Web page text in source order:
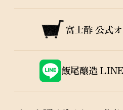
富士酢公式
飯尾醸造